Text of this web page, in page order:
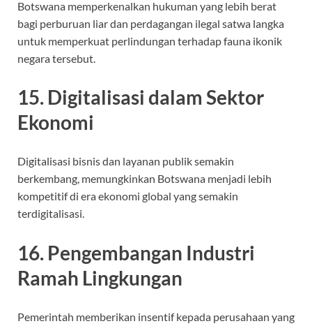
Botswana memperkenalkan hukuman yang lebih berat
bagi perburuan liar dan perdagangan ilegal satwa langka
untuk memperkuat perlindungan terhadap fauna ikonik
negara tersebut.
15. Digitalisasi dalam Sektor
Ekonomi
Digitalisasi bisnis dan layanan publik semakin
berkembang, memungkinkan Botswana menjadi lebih
kompetitif di era ekonomi global yang semakin
terdigitalisasi.
16. Pengembangan Industri
Ramah Lingkungan
Pemerintah memberikan insentif kepada perusahaan yang